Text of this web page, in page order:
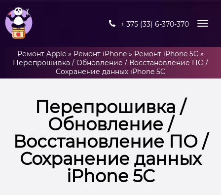
+ 375 (33) 6-370-370
Ремонт Apple » Ремонт iPhone » Ремонт iPhone 5C »
Перепрошивка / Обновление / Восстановление ПО /
Сохранение данных iPhone 5C
Перепрошивка /
Обновление /
Восстановление ПО /
Сохранение данных
iPhone 5C